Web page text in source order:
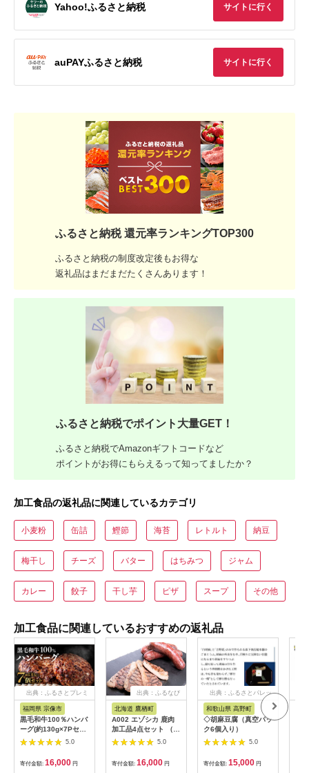
Yahoo!ふるさと納税 サイトに行く
auPAYふるさと納税 サイトに行く
ふるさと納税 還元率ランキングTOP300
ふるさと納税の制度改定後もお得な
返礼品はまだまだたくさんあります！
ふるさと納税でポイント大量GET！
ふるさと納税でAmazonギフトコードなど
ポイントがお得にもらえるって知ってましたか？
加工食品の返礼品に関連しているカテゴリ
小麦粉 缶詰 鰹節 海苔 レトルト 納豆
梅干し チーズ バター はちみつ ジャム
カレー 餃子 干し芋 ピザ スープ その他
加工食品に関連しているおすすめの返礼品
出典：ふるさとプレミ
福岡県 宗像市
黒毛和牛100％ハンバ
ーグ(約130g×7Pセッ
ト)【魚住商店】5.0
寄付金額: 16,000 円
出典：ふるなび
北海道 鷹栖町
A002 エゾシカ 鹿肉
加工品4点セット （
肩ローススライス エ
ゾ鹿ジャーキー スモ
ークハムか生ハムのい
ずれか ソーセージか
5.0
寄付金額: 16,000 円
出典：ふるさとパレッ
和歌山県 高野町
◇胡麻豆腐（真空パッ
ク6個入り）
5.0
寄付金額: 15,000 円